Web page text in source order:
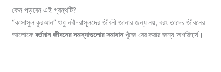
কেন পড়বেন এই গ্রন্থটি?
“কাসাসুল কুরআন” শুধু নবী-রাসূলদের জীবনী জানার জন্য নয়, বরং তাদের জীবনের
আলোকে বর্তমান জীবনের সমস্যাগুলোর সমাধানখুঁজে বের করার জন্য অপরিহার্য।